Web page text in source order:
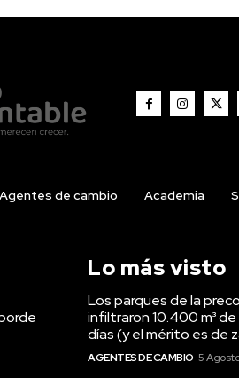
Agentes de cambio Academia
Lo más visto
Los parques de la
infiltraron 10.400 m³
días (y el mérito es de
AGENTES DE CAMBIO 5